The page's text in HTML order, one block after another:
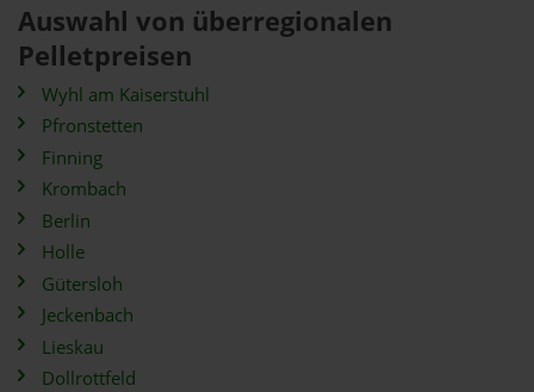
Auswahl von überregionalen
Pelletpreisen
Wyhl am Kaiserstuhl
Pfronstetten
Finning
Krombach
Berlin
Holle
Gütersloh
Jeckenbach
Lieskau
Dollrottfeld